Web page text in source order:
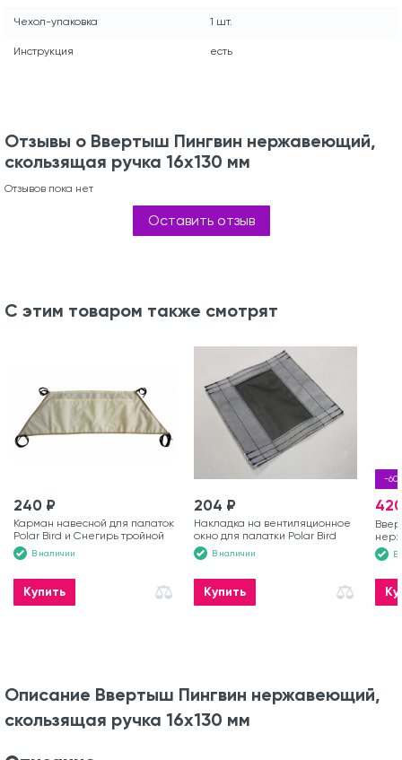
Чехол-упаковка 1 шт.
Инструкция есть
Отзывы о Ввертыш Пингвин нержавеющий,
скользящая ручка 16х130 мм
Отзывов пока нет
Оставить отзыв
С этим товаром также смотрят
240 ₽
Карман навесной для палаток
Polar Bird и Снегирь тройной
В наличии
Купить
204 ₽
Накладка на вентиляционное
окно для палатки Polar Bird
В наличии
Купить
-60
В
Описание Ввертыш Пингвин нержавеющий,
скользящая ручка 16х130 мм